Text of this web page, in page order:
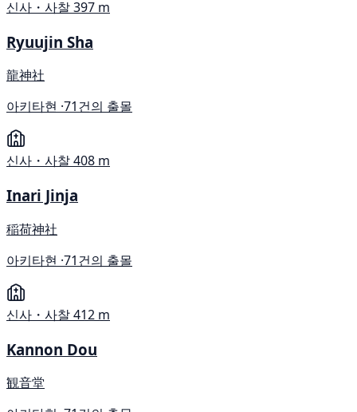
신사・사찰397 m
Ryuujin Sha
龍神社
아키타현 ·71건의 출몰
신사・사찰408 m
Inari Jinja
稲荷神社
아키타현 ·71건의 출몰
신사・사찰412 m
Kannon Dou
観音堂